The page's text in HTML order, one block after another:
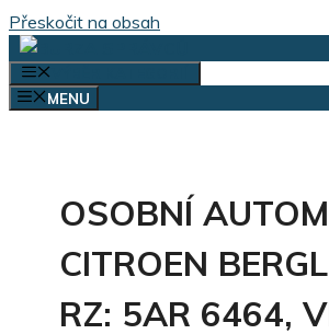
Přeskočit na obsah
MENU
OSOBNÍ
CITROEN
RZ: 5AR 6464,